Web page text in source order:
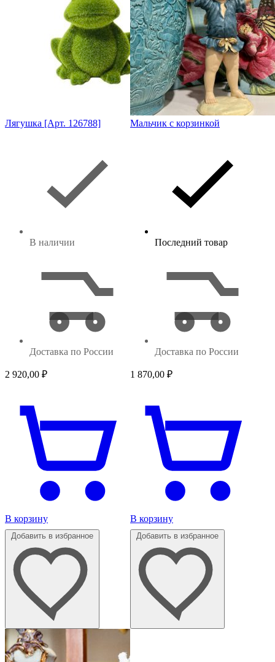
Лягушка [Арт. 126788]
В наличии
Доставка по России
2 920,00 ₽
В корзину
Мальчик с корзинкой
Последний товар
Доставка по России
1 870,00 ₽
В корзину
Добавить в избранное Добавить в избранное